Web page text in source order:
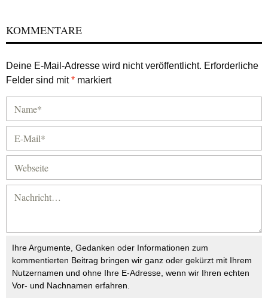
KOMMENTARE
Deine E-Mail-Adresse wird nicht veröffentlicht. Erforderliche
Felder sind mit* markiert
Ihre Argumente, Gedanken oder Informationen zum
kommentierten Beitrag bringen wir ganz oder gekürzt mit Ihrem
Nutzernamen und ohne Ihre E-Adresse, wenn wir Ihren echten
Vor- und Nachnamen erfahren.